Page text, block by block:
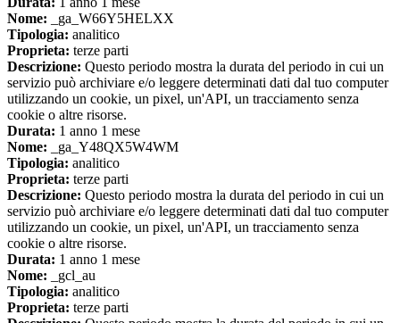
Nome: _ga_W66Y5HELXX
Tipologia: analitico
Proprieta: terze parti
Descrizione: Questo periodo mostra la durata del periodo in cui un
servizio può archiviare e/o leggere determinati dati dal tuo computer
utilizzando un cookie, un pixel, un'API, un tracciamento senza
cookie o altre risorse.
Durata: 1 anno 1 mese
Nome: _ga_Y48QX5W4WM
Tipologia: analitico
Proprieta: terze parti
Descrizione: Questo periodo mostra la durata del periodo in cui un
servizio può archiviare e/o leggere determinati dati dal tuo computer
utilizzando un cookie, un pixel, un'API, un tracciamento senza
cookie o altre risorse.
Durata: 1 anno 1 mese
Nome: _gcl_au
Tipologia: analitico
Proprieta: terze parti